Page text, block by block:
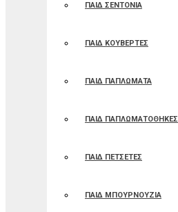
ΠΑΙΔ ΣΕΝΤΟΝΙΑ
ΠΑΙΔ ΚΟΥΒΕΡΤΕΣ
ΠΑΙΔ ΠΑΠΛΩΜΑΤΑ
ΠΑΙΔ ΠΑΠΛΩΜΑΤΟΘΗΚΕΣ
ΠΑΙΔ ΠΕΤΣΕΤΕΣ
ΠΑΙΔ ΜΠΟΥΡΝΟΥΖΙΑ